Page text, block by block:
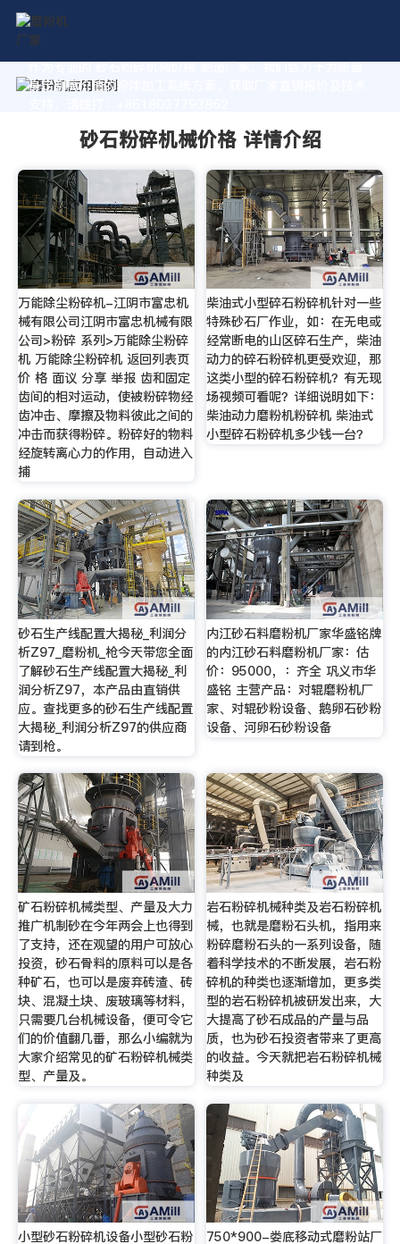
作为专业的 砂石粉碎机械价格 制造厂家，我们致力于为您量
身定制高价值的粉体加工系统方案。获取厂家直销报价及技术
砂石粉碎机械价格 详情介绍
万能除尘粉碎机-江阴市富忠机
械有限公司江阴市富忠机械有限
公司>粉碎 系列>万能除尘粉碎
机 万能除尘粉碎机 返回列表页
价 格 面议 分享 举报 齿和固定
齿间的相对运动，使被粉碎物经
齿冲击、摩擦及物料彼此之间的
冲击而获得粉碎。粉碎好的物料
经旋转离心力的作用，自动进入
捕
柴油式小型碎石粉碎机针对一些
特殊砂石厂作业，如：在无电或
经常断电的山区碎石生产，柴油
动力的碎石粉碎机更受欢迎，那
这类小型的碎石粉碎机？有无现
场视频可看呢？详细说明如下：
柴油动力磨粉机粉碎机 柴油式
小型碎石粉碎机多少钱一台？
砂石生产线配置大揭秘_利润分
析Z97_磨粉机_枪今天带您全面
了解砂石生产线配置大揭秘_利
润分析Z97，本产品由直销供
应。查找更多的砂石生产线配置
大揭秘_利润分析Z97的供应商
请到枪。
内江砂石料磨粉机厂家华盛铭牌
的内江砂石料磨粉机厂家：估
价：95000，：齐全 巩义市华
盛铭 主营产品：对辊磨粉机厂
家、对辊砂粉设备、鹅卵石砂粉
设备、河卵石砂粉设备
矿石粉碎机械类型、产量及大力
推广机制砂在今年两会上也得到
了支持，还在观望的用户可放心
投资，砂石骨料的原料可以是各
种矿石，也可以是废弃砖渣、砖
块、混凝土块、废玻璃等材料，
只需要几台机械设备，便可令它
们的价值翻几番，那么小编就为
大家介绍常见的矿石粉碎机械类
型、产量及。
岩石粉碎机械种类及岩石粉碎机
械，也就是磨粉石头机，指用来
粉碎磨粉石头的一系列设备，随
着科学技术的不断发展，岩石粉
碎机的种类也逐渐增加，更多类
型的岩石粉碎机被研发出来，大
大提高了砂石成品的产量与品
质，也为砂石投资者带来了更高
的收益。今天就把岩石粉碎机械
种类及
小型砂石粉碎机设备小型砂石粉
750*900-娄底移动式磨粉站厂